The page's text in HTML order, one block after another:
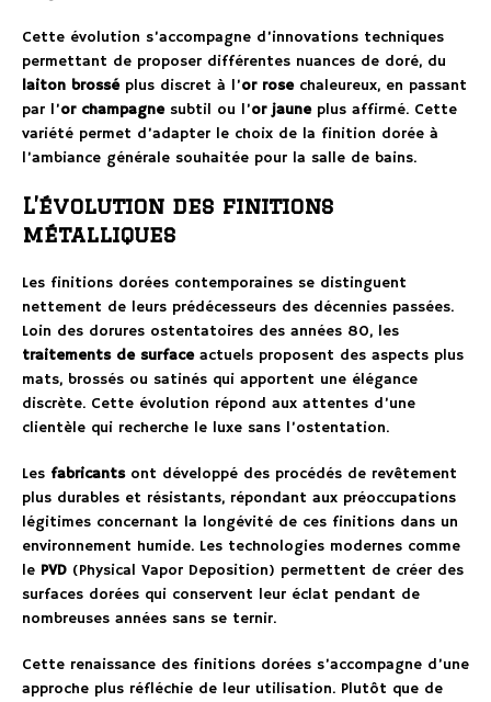
Cette évolution s’accompagne d’innovations techniques
permettant de proposer différentes nuances de doré, du
laiton brosséplus discret à l’or rosechaleureux, en passant
par l’or champagnesubtil ou l’or jauneplus affirmé. Cette
variété permet d’adapter le choix de la finition dorée à
l’ambiance générale souhaitée pour la salle de bains.
L’évolution des finitions
métalliques
Les finitions dorées contemporaines se distinguent
nettement de leurs prédécesseurs des décennies passées.
Loin des dorures ostentatoires des années 80, les
traitements de surfaceactuels proposent des aspects plus
mats, brossés ou satinés qui apportent une élégance
discrète. Cette évolution répond aux attentes d’une
clientèle qui recherche le luxe sans l’ostentation.
Les fabricantsont développé des procédés de revêtement
plus durables et résistants, répondant aux préoccupations
légitimes concernant la longévité de ces finitions dans un
environnement humide. Les technologies modernes comme
le PVD (Physical Vapor Deposition) permettent de créer des
surfaces dorées qui conservent leur éclat pendant de
nombreuses années sans se ternir.
Cette renaissance des finitions dorées s’accompagne d’une
approche plus réfléchie de leur utilisation. Plutôt que de